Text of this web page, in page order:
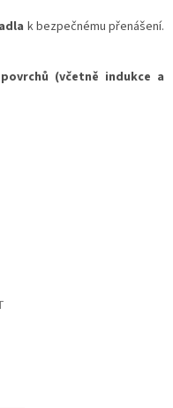
k bezpečnému přenášení.
(včetně indukce a